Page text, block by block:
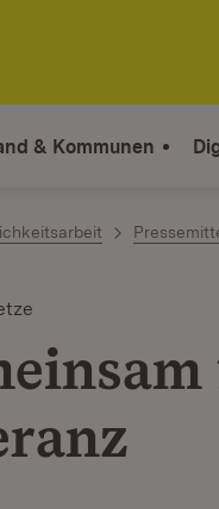
& Kommunen